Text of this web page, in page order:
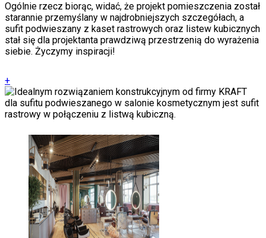
Ogólnie rzecz biorąc, widać, że projekt pomieszczenia został
starannie przemyślany w najdrobniejszych szczegółach, a
sufit podwieszany z kaset rastrowych oraz listew kubicznych
stał się dla projektanta prawdziwą przestrzenią do wyrażenia
siebie. Życzymy inspiracji!
+